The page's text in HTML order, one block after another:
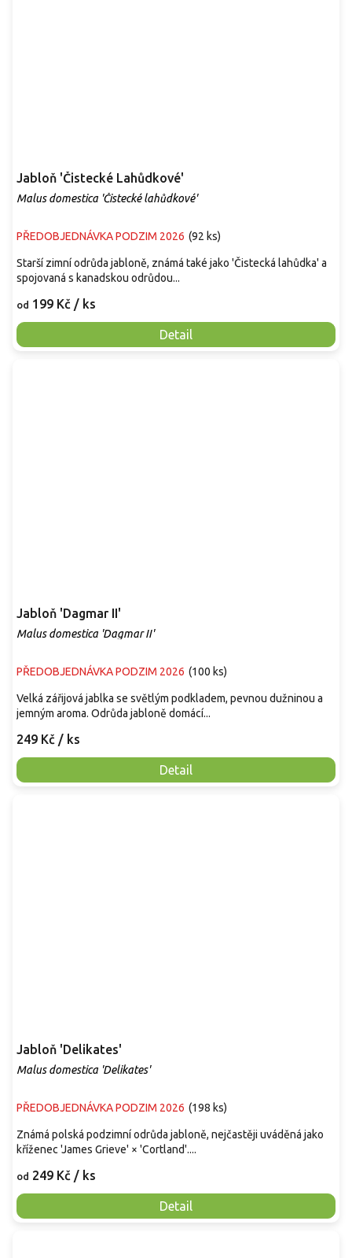
Jabloň 'Čistecké Lahůdkové'
Malus domestica 'Čistecké lahůdkové'
PŘEDOBJEDNÁVKA PODZIM 2026 (92 ks)
od 199 Kč / ks
Detail
Starší zimní odrůda jabloně, známá také jako 'Čistecká lahůdka' a
spojovaná s kanadskou odrůdou...
Jabloň 'Dagmar II'
Malus domestica 'Dagmar II'
PŘEDOBJEDNÁVKA PODZIM 2026 (100 ks)
249 Kč / ks
Detail
Velká zářijová jablka se světlým podkladem, pevnou dužninou a
jemným aroma. Odrůda jabloně domácí...
Jabloň 'Delikates'
Malus domestica 'Delikates'
PŘEDOBJEDNÁVKA PODZIM 2026 (198 ks)
od 249 Kč / ks
Detail
Známá polská podzimní odrůda jabloně, nejčastěji uváděná jako
kříženec 'James Grieve' × 'Cortland'....